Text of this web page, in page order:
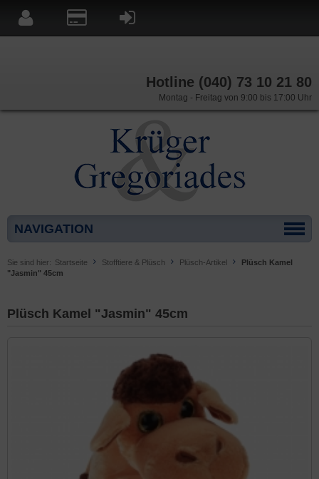
Hotline (040) 73 10 21 80
Montag - Freitag von 9:00 bis 17:00 Uhr
NAVIGATION
Sie sind hier: Startseite Stofftiere & Plüsch Plüsch-Artikel
Plüsch Kamel
"Jasmin" 45cm
Plüsch Kamel "Jasmin" 45cm